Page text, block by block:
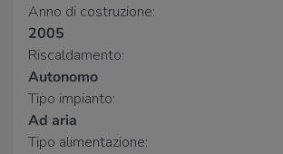
Farmacia Dr. Barosi
Farmacia Cravero
Farmacia Dalmasso
Sacro Cuore
Farmacia San Rocco
Ospedali
Anno di costruzione:
2005
Riscaldamento:
Autonomo
Tipo impianto:
Ad aria
Tipo alimentazione: